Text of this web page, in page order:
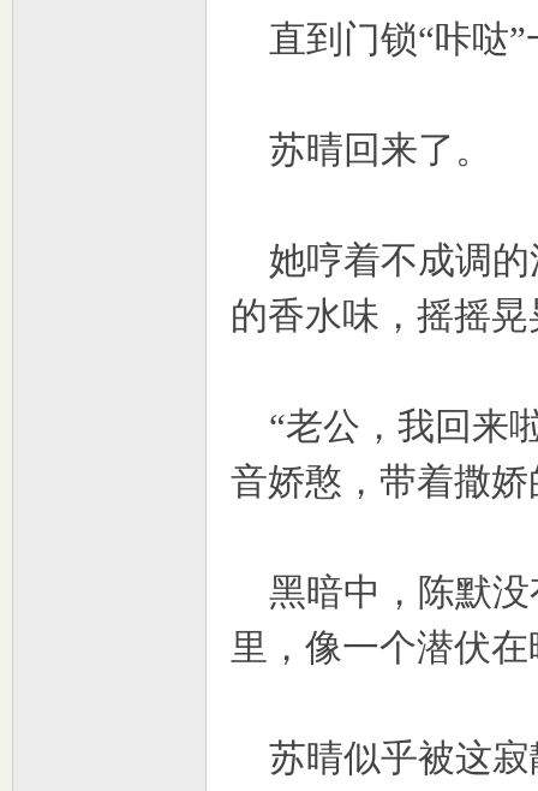
直到门锁“咔哒”
苏晴回来了。
她哼着不成调的
的香水味，摇摇
“老公，我回来
音娇憨，带着撒
黑暗中，陈默没
里，像一个潜伏
苏晴似乎被这寂